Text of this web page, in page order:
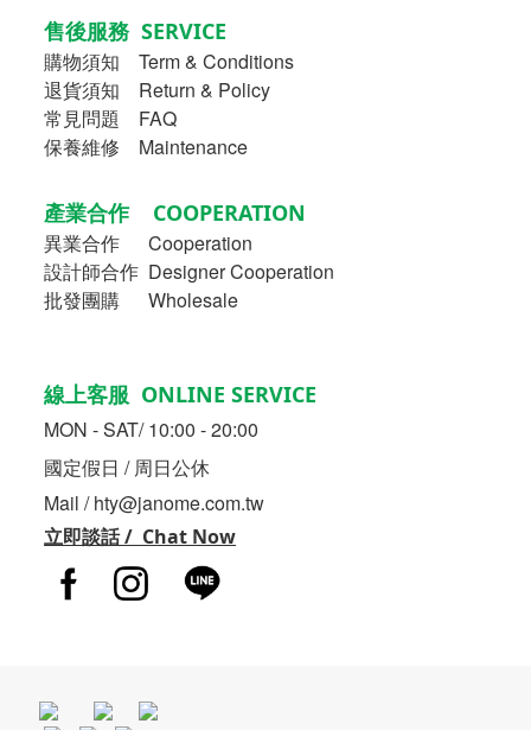
售後服務 SERVICE
購物須知
Term & Conditions
退貨須知 Return & Policy
常見問題 FAQ
保養維修 Maintenance
產業合作 COOPERATION
異業合作
Cooperation
設計師合作 Designer Cooperation
批發團購 Wholesale
線上客服 ONLINE SERVICE
MON - SAT/ 10:00 - 20:00
國定假日 / 周日公休
Mail / hty@janome.com.tw
立即談話 / Chat Now